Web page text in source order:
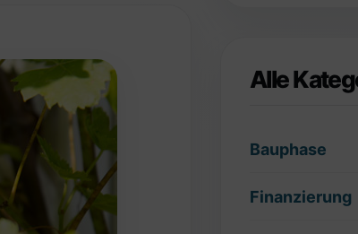
Alle
Bauphase
Finanzierung